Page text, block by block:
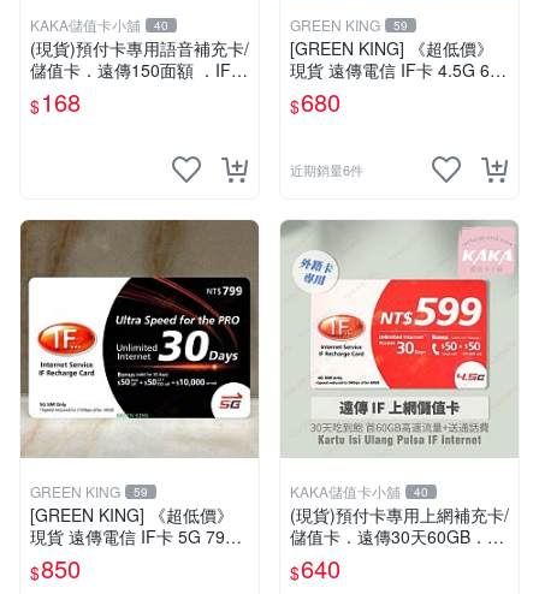
KAKA儲值卡小舖 40
(現貨)預付卡專用語音補充卡/
儲值卡．遠傳150面額 ．IF 1
50 [KAKA儲值卡小舖]
$168
GREEN KING 59
[GREEN KING] 《超低價》
現貨 遠傳電信 IF卡 4.5G 698
30天網路吃到飽 儲值卡 網卡
網路儲值卡 上網卡
$680
近期銷量6件
GREEN KING 59
[GREEN KING] 《超低價》
現貨 遠傳電信 IF卡 5G 799 3
0天網路吃到飽 儲值卡 網卡
網路儲值卡 上網卡
$850
KAKA儲值卡小舖 40
(現貨)預付卡專用上網補充卡/
儲值卡．遠傳30天60GB．上
網吃到飽．IF599．遠傳外籍
可儲 [KAKA儲值卡小舖]
$640